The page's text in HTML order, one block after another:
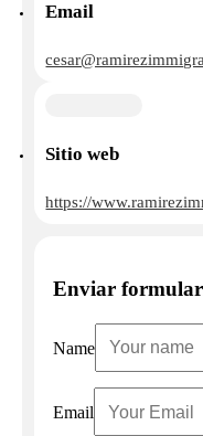
Email
Sitio web
https://
Enviar
Name
Email